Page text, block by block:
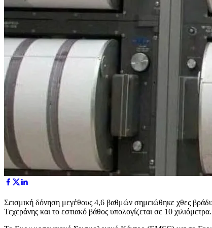
Σεισμική δόνηση μεγέθους 4,6 βαθμών σημειώθηκε χθες
Τεχεράνης και το εστιακό βάθος υπολογίζεται σε 10 χιλιόμετρα.